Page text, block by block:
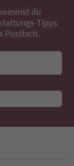
du
Tipps
Postfach.